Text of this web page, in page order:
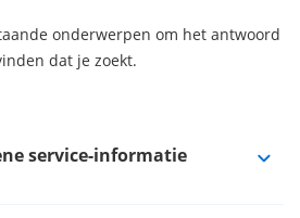
onderwerpen om het antwoord
dat je zoekt.
service-informatie